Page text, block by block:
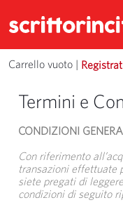
Carrello vuoto |
Termini e
CONDIZIONI
Con riferimento
transazioni effettuate
siete pregati di
condizioni di seguito